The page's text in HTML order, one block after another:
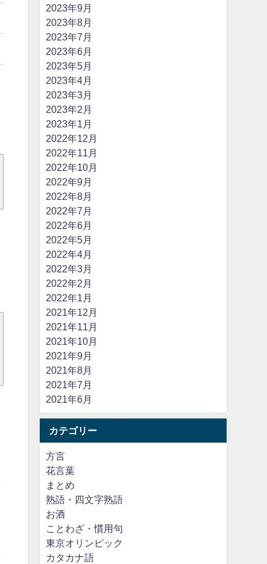
2023年9月
2023年8月
2023年7月
2023年6月
2023年5月
2023年4月
2023年3月
2023年2月
2023年1月
2022年12月
2022年11月
2022年10月
2022年9月
2022年8月
2022年7月
2022年6月
2022年5月
2022年4月
2022年3月
2022年2月
2022年1月
2021年12月
2021年11月
2021年10月
2021年9月
2021年8月
2021年7月
2021年6月
カテゴリー
方言
花言葉
まとめ
熟語・四文字熟語
お酒
ことわざ・慣用句
東京オリンピック
カタカナ語